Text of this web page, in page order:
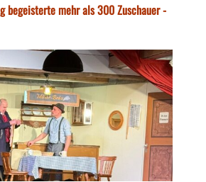
begeisterte mehr als 300 Zuschauer -